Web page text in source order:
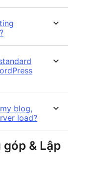
blog,
load?
& Lập